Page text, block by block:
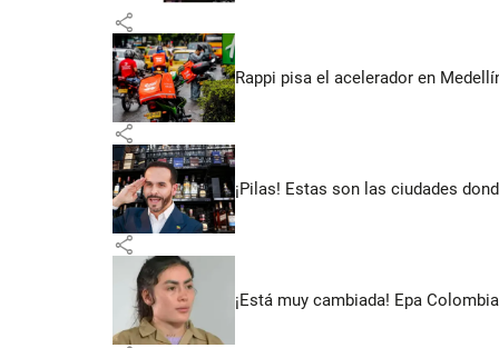
share
Rappi pisa el acelerador en
share
¡Pilas! Estas son las ciudades
share
¡Está muy cambiada! Epa